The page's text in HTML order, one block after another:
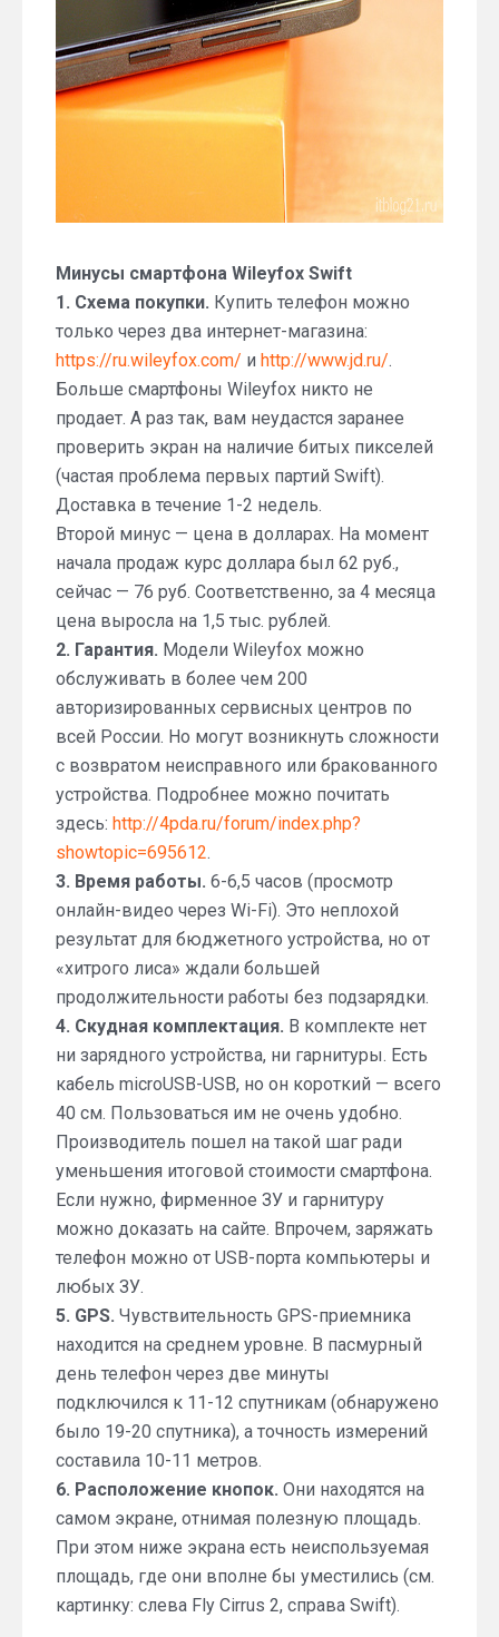
Минусы смартфона Wileyfox Swift
1. Схема покупки. Купить телефон можно
только через два интернет-магазина:
https://ru.wileyfox.com/ и http://www.jd.ru/.
Больше смартфоны Wileyfox никто не
продает. А раз так, вам неудастся заранее
проверить экран на наличие битых пикселей
(частая проблема первых партий Swift).
Доставка в течение 1-2 недель.
Второй минус — цена в долларах. На момент
начала продаж курс доллара был 62 руб.,
сейчас — 76 руб. Соответственно, за 4 месяца
цена выросла на 1,5 тыс. рублей.
2. Гарантия. Модели Wileyfox можно
обслуживать в более чем 200
авторизированных сервисных центров по
всей России. Но могут возникнуть сложности
с возвратом неисправного или бракованного
устройства. Подробнее можно почитать
здесь: http://4pda.ru/forum/index.php?
showtopic=695612.
3. Время работы. 6-6,5 часов (просмотр
онлайн-видео через Wi-Fi). Это неплохой
результат для бюджетного устройства, но от
«хитрого лиса» ждали большей
продолжительности работы без подзарядки.
4. Скудная комплектация. В комплекте нет
ни зарядного устройства, ни гарнитуры. Есть
кабель microUSB-USB, но он короткий — всего
40 см. Пользоваться им не очень удобно.
Производитель пошел на такой шаг ради
уменьшения итоговой стоимости смартфона.
Если нужно, фирменное ЗУ и гарнитуру
можно доказать на сайте. Впрочем, заряжать
телефон можно от USB-порта компьютеры и
любых ЗУ.
5. GPS. Чувствительность GPS-приемника
находится на среднем уровне. В пасмурный
день телефон через две минуты
подключился к 11-12 спутникам (обнаружено
было 19-20 спутника), а точность измерений
составила 10-11 метров.
6. Расположение кнопок. Они находятся на
самом экране, отнимая полезную площадь.
При этом ниже экрана есть неиспользуемая
площадь, где они вполне бы уместились (см.
картинку: слева Fly Cirrus 2, справа Swift).